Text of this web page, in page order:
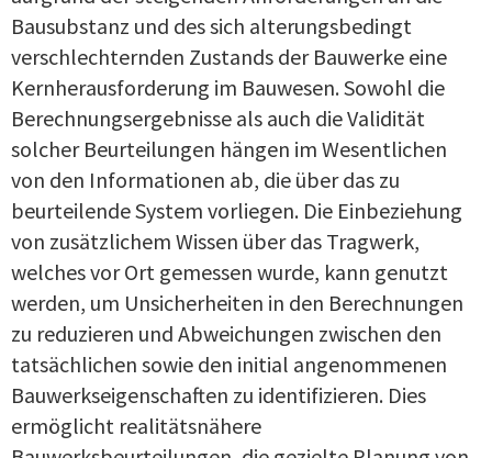
Bausubstanz und des sich alterungsbedingt
verschlechternden Zustands der Bauwerke eine
Kernherausforderung im Bauwesen. Sowohl die
Berechnungsergebnisse als auch die Validität
solcher Beurteilungen hängen im Wesentlichen
von den Informationen ab, die über das zu
beurteilende System vorliegen. Die Einbeziehung
von zusätzlichem Wissen über das Tragwerk,
welches vor Ort gemessen wurde, kann genutzt
werden, um Unsicherheiten in den Berechnungen
zu reduzieren und Abweichungen zwischen den
tatsächlichen sowie den initial angenommenen
Bauwerkseigenschaften zu identifizieren. Dies
ermöglicht realitätsnähere